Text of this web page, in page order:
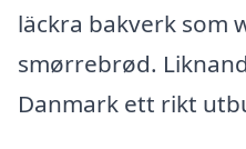
läckra bakverk som
smørrebrød.
Danmark ett rikt